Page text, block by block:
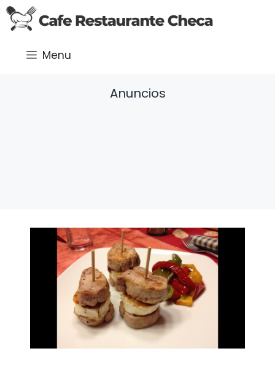
Saltar
al
Menu
Anuncios